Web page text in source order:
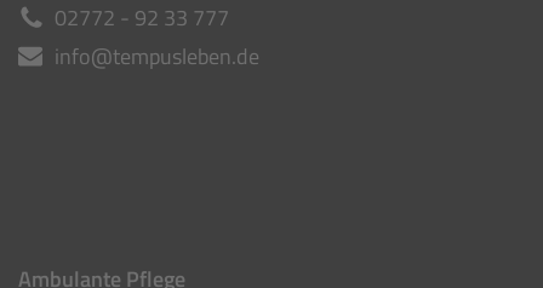
02772 - 92 33 777
info@tempusleben.de
Ambulante Pflege